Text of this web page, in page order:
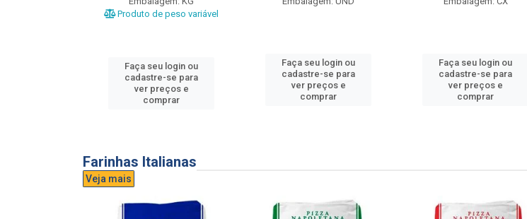
Produto de peso variável
Faça seu login ou
cadastre-se para
ver preços e
comprar
Faça seu login ou
cadastre-se para
ver preços e
comprar
Faça seu login ou
cadastre-se para
ver preços e
comprar
Farinhas Italianas
Veja mais